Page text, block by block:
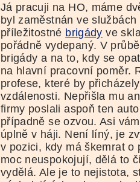
Já pracuji na HO, máme
byl zaměstnán ve
příležitostné brigády ve
pořádně vydepaný. V
brigády a na to, kdy se
na hlavní pracovní poměr.
profese, které by
vzdálenosti. Nepřišla mu
firmy poslali aspoň ten
případně se ozvou. Asi
úplně v háji. Není líný, je
v pozici, kdy má škemrat o
moc neuspokojují, dělá to
vydělá. Ale je to nejistota,